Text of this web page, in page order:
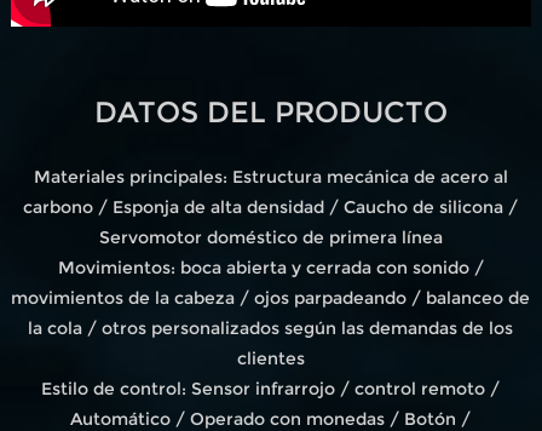
DATOS DEL PRODUCTO
Materiales principales: Estructura mecánica de acero al
carbono / Esponja de alta densidad / Caucho de silicona /
Servomotor doméstico de primera línea
Movimientos: boca abierta y cerrada con sonido /
movimientos de la cabeza / ojos parpadeando / balanceo de
la cola / otros personalizados según las demandas de los
clientes
Estilo de control: Sensor infrarrojo / control remoto /
Automático / Operado con monedas / Botón /